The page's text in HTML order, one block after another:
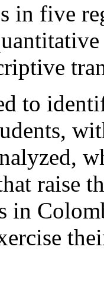
in five
to
raise
in